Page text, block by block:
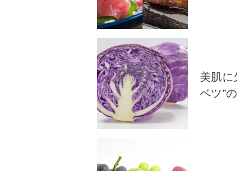
美肌に
ベツ”